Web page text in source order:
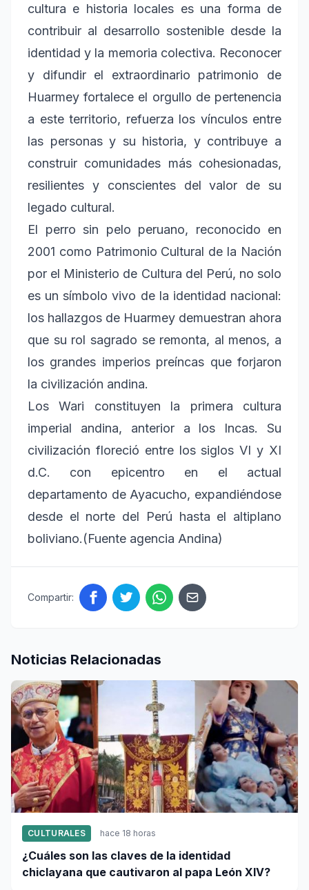
cultura e historia locales es una forma de
contribuir al desarrollo sostenible desde la
identidad y la memoria colectiva. Reconocer
y difundir el extraordinario patrimonio de
Huarmey fortalece el orgullo de pertenencia
a este territorio, refuerza los vínculos entre
las personas y su historia, y contribuye a
construir comunidades más cohesionadas,
resilientes y conscientes del valor de su
legado cultural.
El perro sin pelo peruano, reconocido en
2001 como Patrimonio Cultural de la Nación
por el Ministerio de Cultura del Perú, no solo
es un símbolo vivo de la identidad nacional:
los hallazgos de Huarmey demuestran ahora
que su rol sagrado se remonta, al menos, a
los grandes imperios preíncas que forjaron
la civilización andina.
Los Wari constituyen la primera cultura
imperial andina, anterior a los Incas. Su
civilización floreció entre los siglos VI y XI
d.C. con epicentro en el actual
departamento de Ayacucho, expandiéndose
desde el norte del Perú hasta el altiplano
boliviano.(Fuente agencia Andina)
Compartir:
Noticias Relacionadas
CULTURALES hace 18 horas
¿Cuáles son las claves de la identidad
chiclayana que cautivaron al papa León XIV?